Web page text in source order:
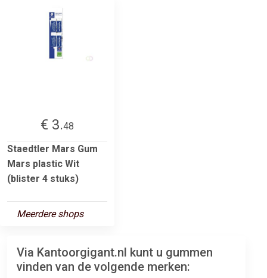
€ 3.48
Staedtler Mars Gum
Mars plastic Wit
(blister 4 stuks)
Meerdere shops
Via Kantoorgigant.nl kunt u gummen
vinden van de volgende merken: